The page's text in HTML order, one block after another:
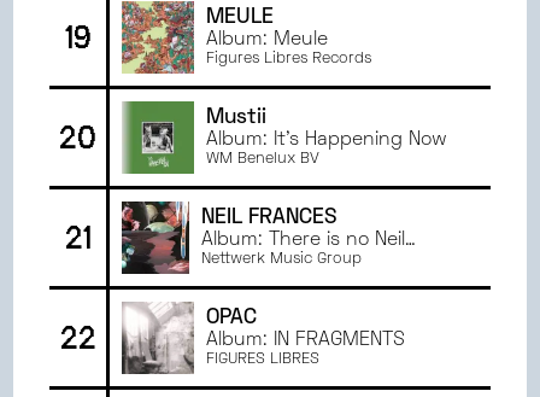
19
MEULE
Album: Meule
Figures Libres Records
20
Mustii
Album: It's Happening Now
WM Benelux BV
21
NEIL FRANCES
Album: There is no Neil
Frances
Nettwerk Music Group
22
OPAC
Album: IN FRAGMENTS
FIGURES LIBRES